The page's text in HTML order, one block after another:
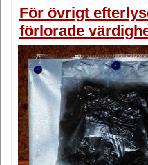
För övrigt
förlorade